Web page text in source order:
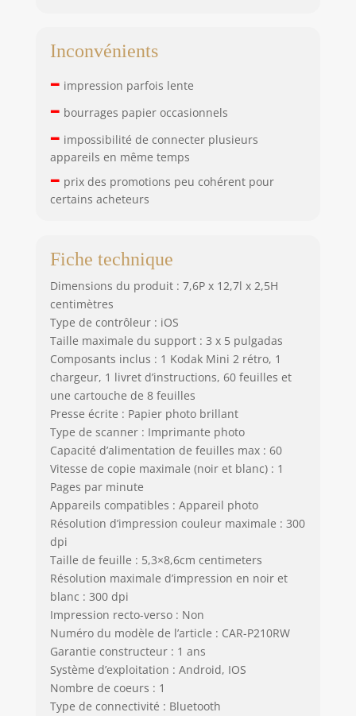
Inconvénients
– impression parfois lente
– bourrages papier occasionnels
– impossibilité de connecter plusieurs
appareils en même temps
– prix des promotions peu cohérent pour
certains acheteurs
Fiche technique
Dimensions du produit : 7,6P x 12,7l x 2,5H
centimètres
Type de contrôleur : iOS
Taille maximale du support : 3 x 5 pulgadas
Composants inclus : 1 Kodak Mini 2 rétro, 1
chargeur, 1 livret d’instructions, 60 feuilles et
une cartouche de 8 feuilles
Presse écrite : Papier photo brillant
Type de scanner : Imprimante photo
Capacité d’alimentation de feuilles max : 60
Vitesse de copie maximale (noir et blanc) : 1
Pages par minute
Appareils compatibles : Appareil photo
Résolution d’impression couleur maximale : 300
dpi
Taille de feuille : 5,3×8,6cm centimeters
Résolution maximale d’impression en noir et
blanc : 300 dpi
Impression recto-verso : Non
Numéro du modèle de l’article : CAR-P210RW
Garantie constructeur : 1 ans
Système d’exploitation : Android, IOS
Nombre de coeurs : 1
Type de connectivité : Bluetooth